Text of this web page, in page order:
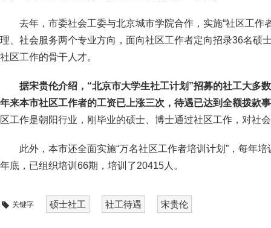
去年，市委社会工委与北京城市学院合作，实施“社区工作
理、社会服务两个专业方向，面向社区工作者定向招录36名硕
社区工作的骨干人才。
据宋贵伦介绍，“北京市大学生社工计划”招募的社工大多
年来本市社区工作者的工资已上涨三次，待遇已达到全额拨款
区工作是朝阳行业，刚毕业的硕士、博士通过社区工作，对社
此外，本市还全面实施“万名社区工作者培训计划”，每年
年底，已组织培训66期，培训了20415人。
关键字 硕士社工 社工待遇 宋贵伦